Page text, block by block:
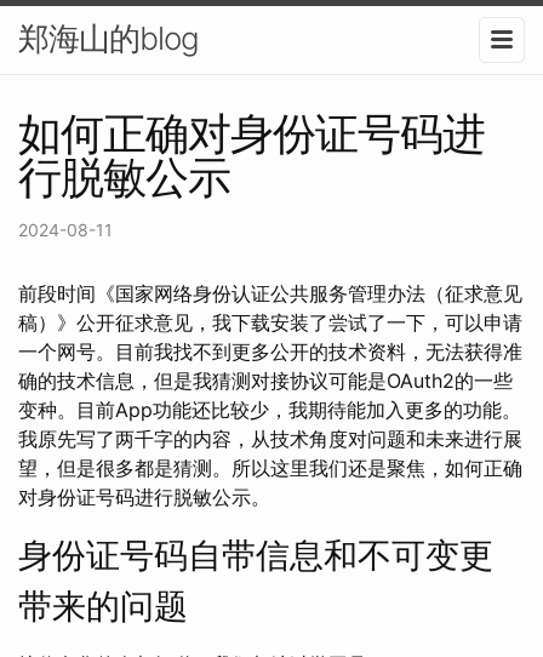
郑海山的blog
如何正确对身份证号码进
行脱敏公示
2024-08-11
前段时间《国家网络身份认证公共服务管理办法（征求意见
稿）》公开征求意见，我下载安装了尝试了一下，可以申请
一个网号。目前我找不到更多公开的技术资料，无法获得准
确的技术信息，但是我猜测对接协议可能是OAuth2的一些
变种。目前App功能还比较少，我期待能加入更多的功能。
我原先写了两千字的内容，从技术角度对问题和未来进行展
望，但是很多都是猜测。所以这里我们还是聚焦，如何正确
对身份证号码进行脱敏公示。
身份证号码自带信息和不可变更
带来的问题